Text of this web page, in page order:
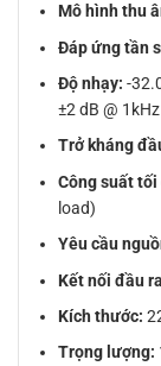
Mô hình thu
Đáp ứng tần
Độ nhạy: -
±2 dB @ 1kHz
Trở kháng
Công suất tối
load)
Yêu cầu
Kết nối đầu
Kích thước:
Trọng lượng: